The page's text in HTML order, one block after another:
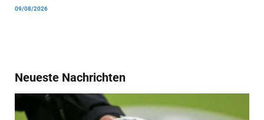
09/08/2026
Neueste Nachrichten